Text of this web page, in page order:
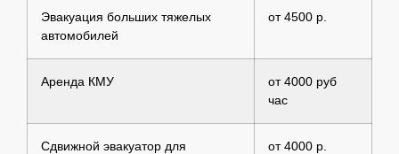
Эвакуация больших тяжелых
автомобилей
от 4500 р.
Аренда КМУ
от 4000 руб
час
Сдвижной эвакуатор для
от 4000 р.